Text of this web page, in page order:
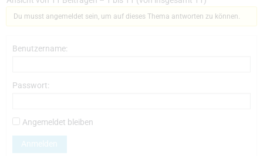
Du musst angemeldet sein, um auf dieses Thema antworten zu können.
Benutzername:
Passwort:
Angemeldet bleiben
Anmelden